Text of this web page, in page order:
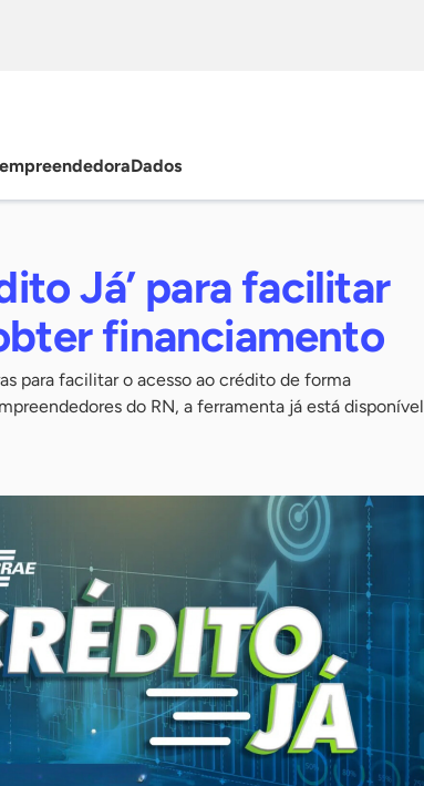
Dados
Já’ para facilitar
financiamento
para facilitar o acesso ao crédito de forma
do RN, a ferramenta já está disponível